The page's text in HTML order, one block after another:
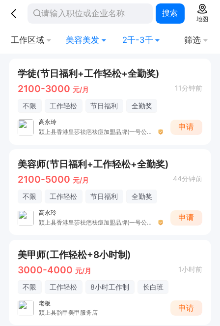
搜索
地图
工作区域 美容美发 2千-3千 筛选
学徒(节日福利+工作轻松+全勤奖)
2100-3000 元/月 11分钟前
不限 工作轻松 节日福利 全勤奖
高永玲
颍上县香港皇莎祛疤祛痘加盟品牌(一号公寓店)
申请
美容师(节日福利+工作轻松+全勤奖)
2100-5000 元/月 44分钟前
不限 工作轻松 节日福利 全勤奖
高永玲
颍上县香港皇莎祛疤祛痘加盟品牌(一号公寓店)
申请
美甲师(工作轻松+8小时制)
3000-4000 元/月 1小时前
不限 工作轻松 8小时工作制 长白班
老板
颍上县韵甲美甲服务店
申请